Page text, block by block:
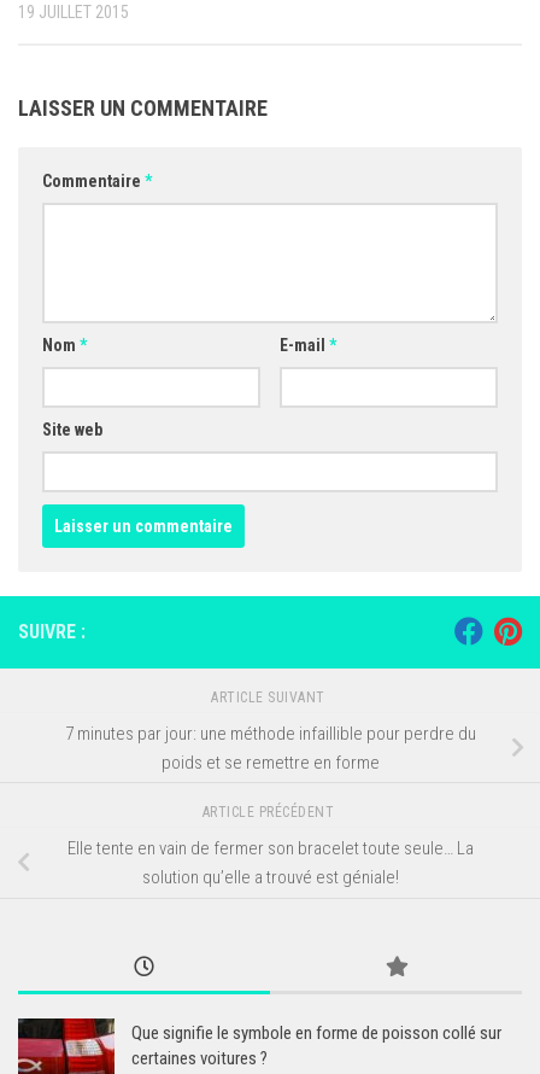
19 JUILLET 2015
LAISSER UN COMMENTAIRE
Commentaire *
Nom * E-mail *
Site web
SUIVRE :
ARTICLE SUIVANT
7 minutes par jour: une méthode infaillible pour perdre du
poids et se remettre en forme
ARTICLE PRÉCÉDENT
Elle tente en vain de fermer son bracelet toute seule… La
solution qu’elle a trouvé est géniale!
Que signifie le symbole en forme de poisson collé sur
certaines voitures ?